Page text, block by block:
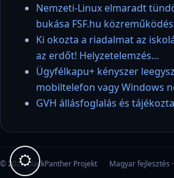
Nemzeti-Linux elmaradt
bukása FSF.hu
Ki okozta a riadalmat az
az erdőt! Helyzetelemzés…
Ügyfélkapu+ kényszer
mobiltelefon vagy Windows
GVH állásfoglalás és
© 2026 blackPanther Projekt Magyar fejlesztés